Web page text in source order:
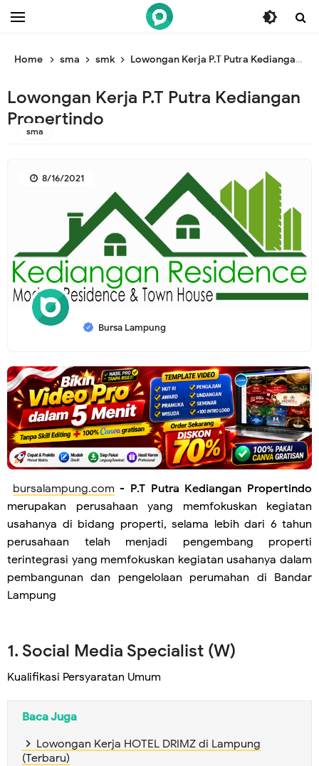
/* ganti br end */
Home sma smk Lowongan Kerja P.T Putra Kediangan Propertindo
Lowongan Kerja P.T Putra Kediangan
Propertindo
sma
Bursa Lampung
8/16/2021
bursalampung.com - P.T Putra Kediangan Propertindo
merupakan perusahaan yang memfokuskan kegiatan
usahanya di bidang properti, selama lebih dari 6 tahun
perusahaan telah menjadi pengembang properti
terintegrasi yang memfokuskan kegiatan usahanya dalam
pembangunan dan pengelolaan perumahan di Bandar
Lampung
1. Social Media Specialist (W)
Kualifikasi Persyaratan Umum
Baca Juga
Lowongan Kerja HOTEL DRIMZ di Lampung
(Terbaru)